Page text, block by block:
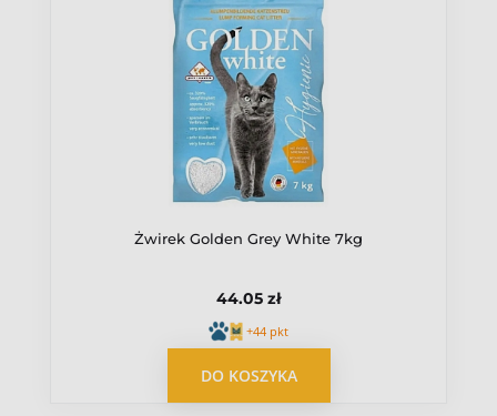
Żwirek Golden Grey White 7kg
44.05 zł
+44 pkt
DO KOSZYKA